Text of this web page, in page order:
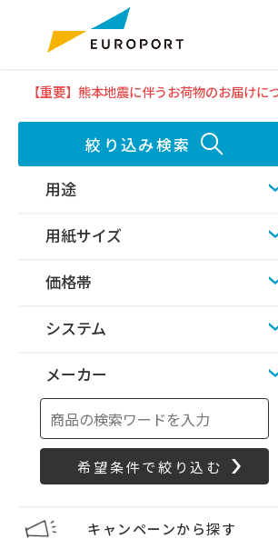
【重要】熊本地震に伴うお荷物のお届けに
絞り込み検索
用途
用紙サイズ
価格帯
システム
メーカー
キャンペーンから探す